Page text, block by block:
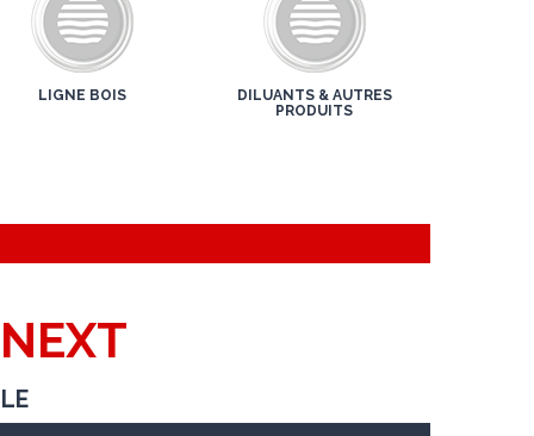
LIGNE BOIS
DILUANTS & AUTRES
PRODUITS